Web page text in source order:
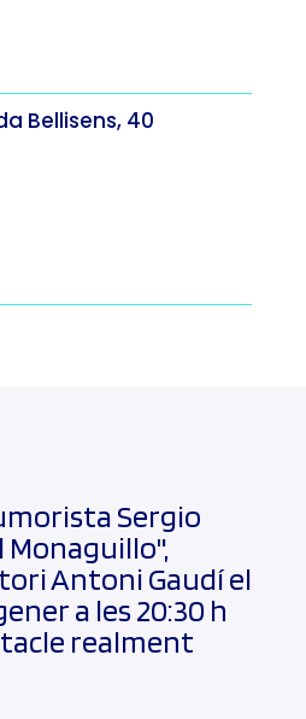
Bellisens, 40
Sergio
Monaguillo",
Antoni Gaudí el
a les 20:30 h
realment